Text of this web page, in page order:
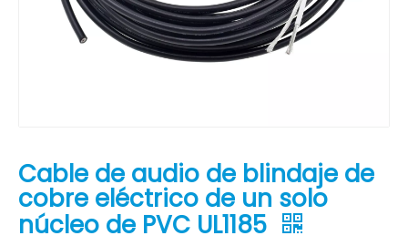
Cable de audio de blindaje de
cobre eléctrico de un solo
núcleo de PVC UL1185